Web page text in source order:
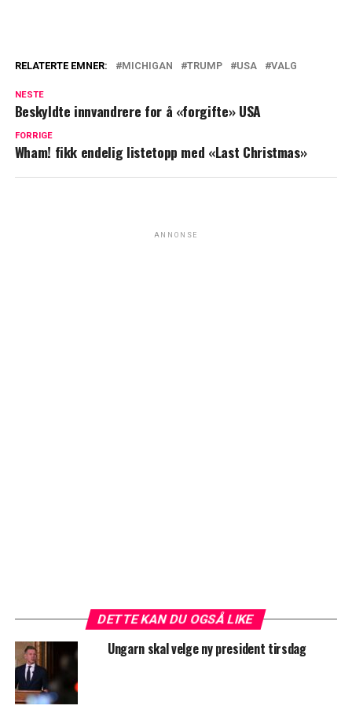
RELATERTE EMNER: MICHIGAN TRUMP USA VALG
NESTE
Beskyldte innvandrere for å «forgifte» USA
FORRIGE
Wham! fikk endelig listetopp med «Last Christmas»
ANNONSE
DETTE KAN DU OGSÅ LIKE
Ungarn skal velge ny president tirsdag